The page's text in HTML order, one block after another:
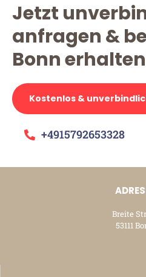
Jetzt
anfragen &
Bonn
Kostenlos &
+4915792653328
Breite
53111